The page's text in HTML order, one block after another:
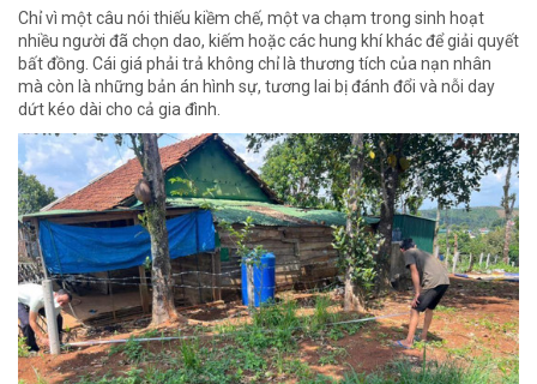
Chỉ vì một câu nói thiếu kiềm chế, một va chạm trong sinh hoạt
nhiều người đã chọn dao, kiếm hoặc các hung khí khác để giải quyết
bất đồng. Cái giá phải trả không chỉ là thương tích của nạn nhân
mà còn là những bản án hình sự, tương lai bị đánh đổi và nỗi day
dứt kéo dài cho cả gia đình.